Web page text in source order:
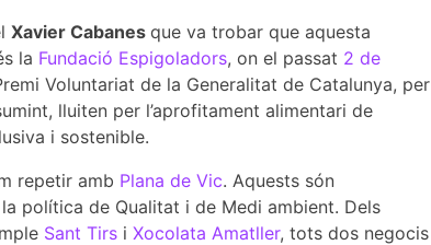
Xavier Cabanesque va trobar que aquesta
la Fundació Espigoladors, on el passat 2 de
Voluntariat de la Generalitat de Catalunya, per
lluiten per l’aprofitament alimentari de
i sostenible.
repetir amb Plana de Vic. Aquests són
política de Qualitat i de Medi ambient. Dels
Sant Tirs iXocolata Amatller, tots dos negocis